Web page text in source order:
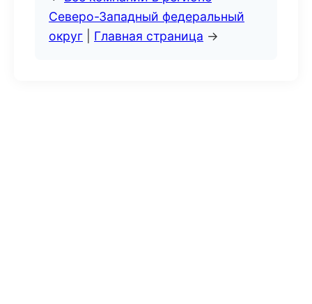
Северо-Западный федеральный
округ
Главная страница →